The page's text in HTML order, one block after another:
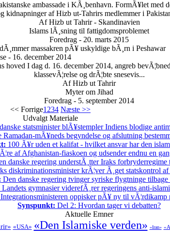
ambassade i KÃ¸benhavn. FormÃ¥let med
kidnapninger af Hizb ut-Tahrirs medlemmer i
Af Hizb ut Tahrir - Skandinavien
Islams lÃ¸sning til fattigdomsproblemet
Foredrag - 20. marts 2015
massakren pÃ¥ uskyldige bÃ¸rn i Peshawar
- 16. december 2014
I dag d. 16. december 2014, angreb
klassevÃ¦relse og drÃ¦bte snesevis...
Af Hizb ut Tahrir
Myter om Jihad
Foredrag - 5. september 2014
<< Forrige1 234 Næste >>
Udvalgt Materiale
statsminister blÃ¥stempler Indiens blodige
Ramadan-mÃ¥neds begyndelse og afslutning
100 Ã¥r uden et kalifat - hvilket ansvar har den
af Afghanistan-fiaskoen og udsender endnu en
danske regering understÃ¸tter Iraks forbryderregime
diskriminationsminister krÃ¦ver Ã¸get statskontrol
Den danske regering tvinger syriske flygtninge tilbage
Landets gymnasier viderefÃ¸rer regeringens anti-
Integrationsministeren oppisker pÃ¥ ny til vÃ¦rdikamp
Synspunkt: Del 2: Hvordan tager vi debatten?
Aktuelle Emner
«USA» «Den Islamiske verden» «Iran»